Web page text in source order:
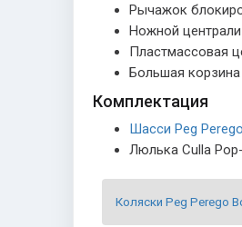
Рычажок
Ножной
Пластмассовая
Большая
Комплектация
Шасси Peg
Люлька Culla
Коляски Peg Perego